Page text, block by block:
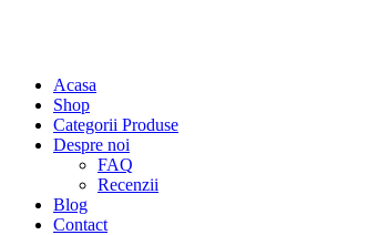
Acasa
Shop
Categorii Produse
Despre noi
FAQ
Recenzii
Blog
Contact